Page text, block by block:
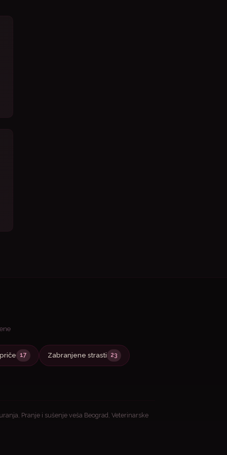
17 Zabranjene strasti 23
Pranje i sušenje veša Beograd Veterinarske